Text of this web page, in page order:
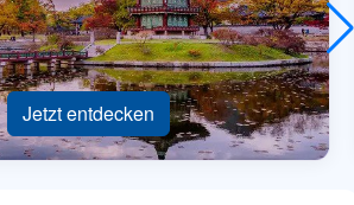
Jetzt entdecken